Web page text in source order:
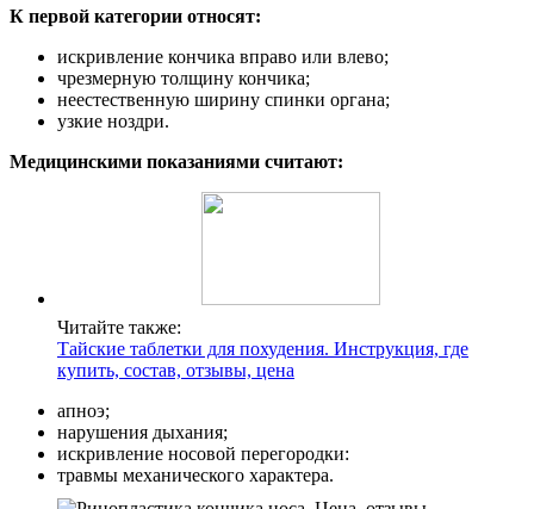
К первой категории относят:
искривление кончика вправо или влево;
чрезмерную толщину кончика;
неестественную ширину спинки органа;
узкие ноздри.
Медицинскими показаниями считают:
Читайте также:
Тайские таблетки для похудения. Инструкция, где
купить, состав, отзывы, цена
апноэ;
нарушения дыхания;
искривление носовой перегородки:
травмы механического характера.